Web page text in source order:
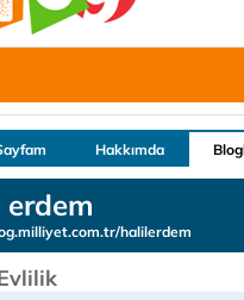
Hakkımda
halilerdem